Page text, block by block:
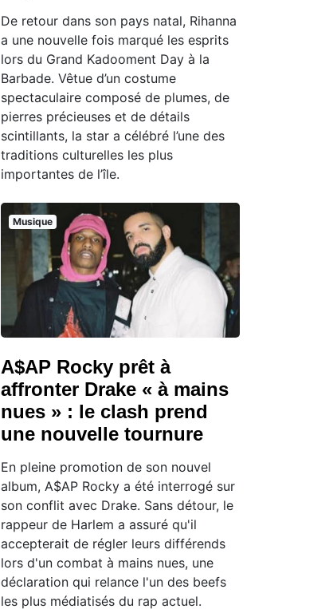
De retour dans son pays natal, Rihanna
a une nouvelle fois marqué les esprits
lors du Grand Kadooment Day à la
Barbade. Vêtue d’un costume
spectaculaire composé de plumes, de
pierres précieuses et de détails
scintillants, la star a célébré l’une des
traditions culturelles les plus
importantes de l’île.
Musique
A$AP Rocky prêt à
affronter Drake « à mains
nues » : le clash prend
une nouvelle tournure
En pleine promotion de son nouvel
album, A$AP Rocky a été interrogé sur
son conflit avec Drake. Sans détour, le
rappeur de Harlem a assuré qu'il
accepterait de régler leurs différends
lors d'un combat à mains nues, une
déclaration qui relance l'un des beefs
les plus médiatisés du rap actuel.